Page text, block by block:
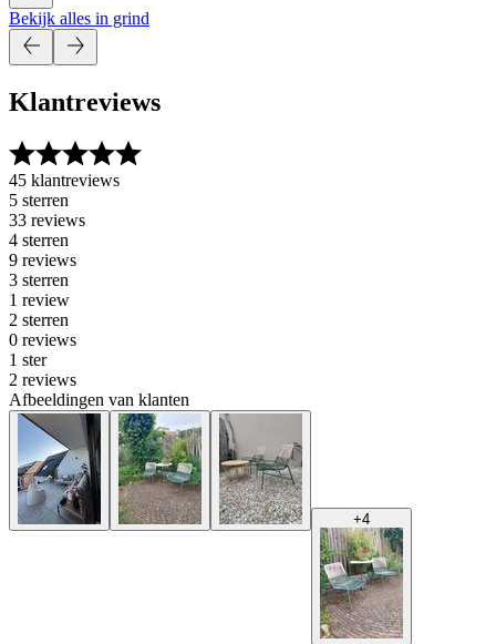
Bekijk alles in grind
Klantreviews
45 klantreviews
5 sterren
33 reviews
4 sterren
9 reviews
3 sterren
1 review
2 sterren
0 reviews
1 ster
2 reviews
Afbeeldingen van klanten
+4